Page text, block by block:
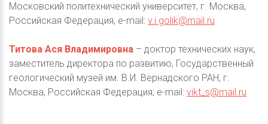
Московский политехнический университет, г. Москва,
Российская Федерация, e-mail: v.i.golik@mail.ru
Титова Ася Владимировна – доктор технических наук,
заместитель директора по развитию, Государственный
геологический музей им. В.И. Вернадского РАН, г.
Москва, Российская Федерация; e-mail: vikt_s@mail.ru